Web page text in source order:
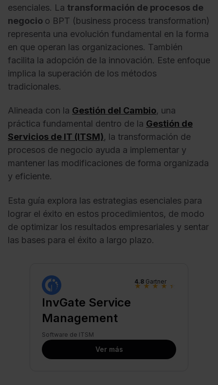
esenciales. La transformación de procesos de
negocio o BPT (business process transformation)
representa una evolución fundamental en la forma
en que operan las organizaciones. También
facilita la adopción de la innovación. Este enfoque
implica la superación de los métodos
tradicionales.
Alineada con la Gestión del Cambio, una
práctica fundamental dentro de la Gestión de
Servicios de IT (ITSM), la transformación de
procesos de negocio ayuda a implementar y
mantener las modificaciones de forma organizada
y eficiente.
Esta guía explora las estrategias esenciales para
lograr el éxito en estos procedimientos, de modo
de optimizar los resultados empresariales y sentar
las bases para el éxito a largo plazo.
InvGate Service
Management
Software de ITSM
4.8 Gartner
★ ★ ★ ★ ★
Ver más